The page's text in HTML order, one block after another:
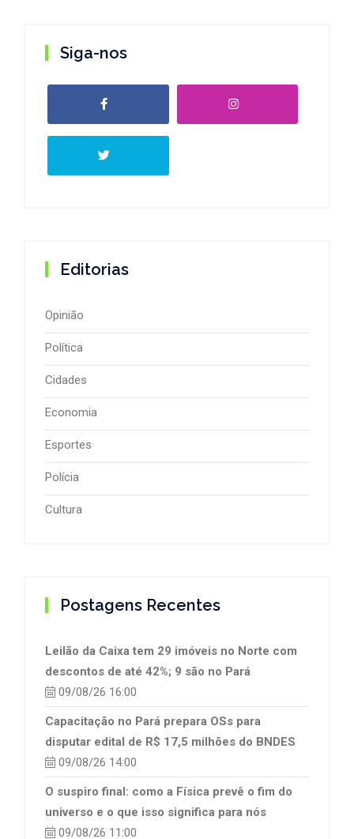
Siga-nos
Editorias
Opinião
Política
Cidades
Economia
Esportes
Polícia
Cultura
Postagens Recentes
Leilão da Caixa tem 29 imóveis no Norte com
descontos de até 42%; 9 são no Pará
09/08/26 16:00
Capacitação no Pará prepara OSs para
disputar edital de R$ 17,5 milhões do BNDES
09/08/26 14:00
O suspiro final: como a Física prevê o fim do
universo e o que isso significa para nós
09/08/26 11:00